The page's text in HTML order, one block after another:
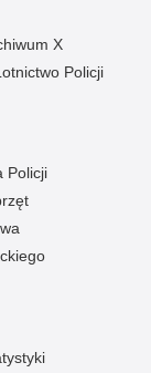
X
Policji
Policji